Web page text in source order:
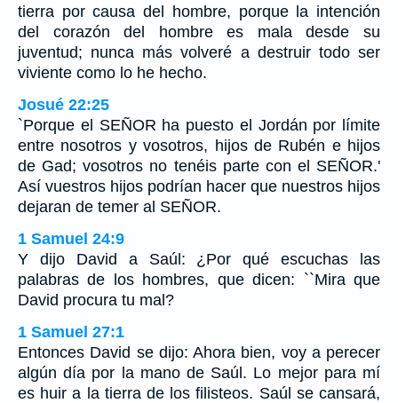
tierra por causa del hombre, porque la intención
del corazón del hombre es mala desde su
juventud; nunca más volveré a destruir todo ser
viviente como lo he hecho.
Josué 22:25
`Porque el SEÑOR ha puesto el Jordán por límite
entre nosotros y vosotros, hijos de Rubén e hijos
de Gad; vosotros no tenéis parte con el SEÑOR.'
Así vuestros hijos podrían hacer que nuestros hijos
dejaran de temer al SEÑOR.
1 Samuel 24:9
Y dijo David a Saúl: ¿Por qué escuchas las
palabras de los hombres, que dicen: ``Mira que
David procura tu mal?
1 Samuel 27:1
Entonces David se dijo: Ahora bien, voy a perecer
algún día por la mano de Saúl. Lo mejor para mí
es huir a la tierra de los filisteos. Saúl se cansará,